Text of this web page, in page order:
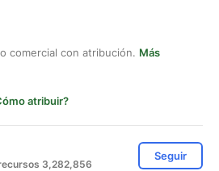
comercial con atribución. Más
atribuir?
3,282,856
Seguir